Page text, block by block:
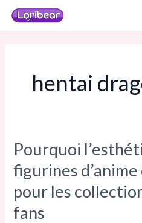
Aller
hentai
Pourquoi
figurines
pour les
fans
Pourquoi
l’esthétique
des
figurines
d’anime